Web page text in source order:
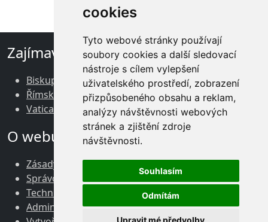
cookies
Tyto webové stránky používají
soubory cookies a další sledovací
nástroje s cílem vylepšení
uživatelského prostředí, zobrazení
přizpůsobeného obsahu a reklam,
analýzy návštěvnosti webových
stránek a zjištění zdroje
návštěvnosti.
Souhlasím
Odmítám
Upravit mé předvolby
Zajímavé odkazy
Biskupství brněnské
Římskokatolická církev v ČR
Vatican News
O webu
Zásady zpracování osobních údajů
Správce obsahu webu
Technický správce webu
Administrace